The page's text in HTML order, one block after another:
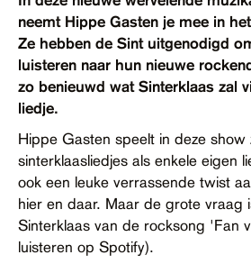
Toegankelijkheid
neemt Hippe Gasten je mee in
Ze hebben de Sint uitgenodigd
luisteren naar hun nieuwe
zo benieuwd wat Sinterklaas zal
liedje.
Hippe Gasten speelt in deze
sinterklaasliedjes als enkele eigen
ook een leuke verrassende twist
hier en daar. Maar de grote vraag
Sinterklaas van de rocksong 'Fan
luisteren op Spotify).